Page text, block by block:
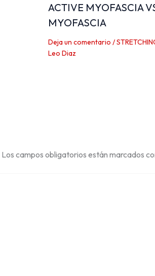
ACTIVE MYOFASCIA
MYOFASCIA
Deja un comentario /
Leo Diaz
Los campos obligatorios están marcados